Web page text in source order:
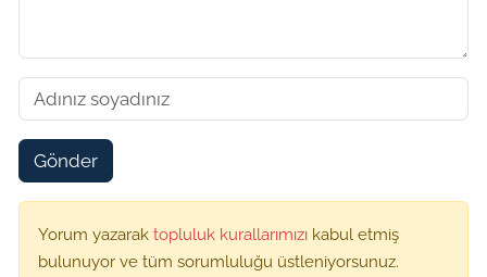
Gönder
Yorum yazarak topluluk kurallarımızı kabul etmiş
bulunuyor ve tüm sorumluluğu üstleniyorsunuz.